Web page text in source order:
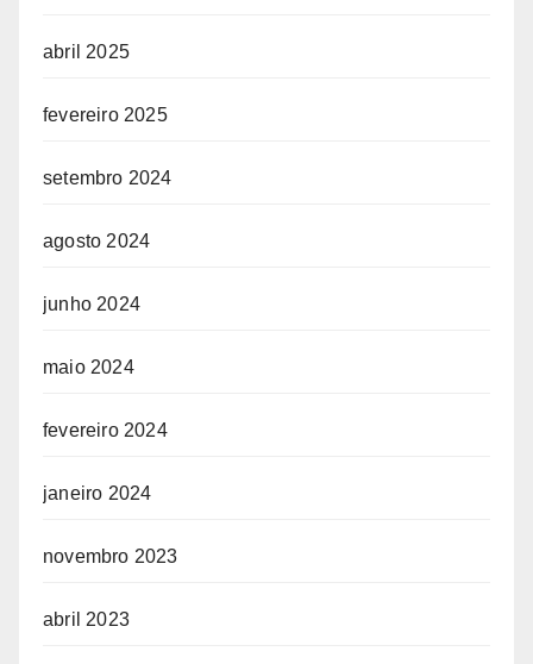
abril 2025
fevereiro 2025
setembro 2024
agosto 2024
junho 2024
maio 2024
fevereiro 2024
janeiro 2024
novembro 2023
abril 2023